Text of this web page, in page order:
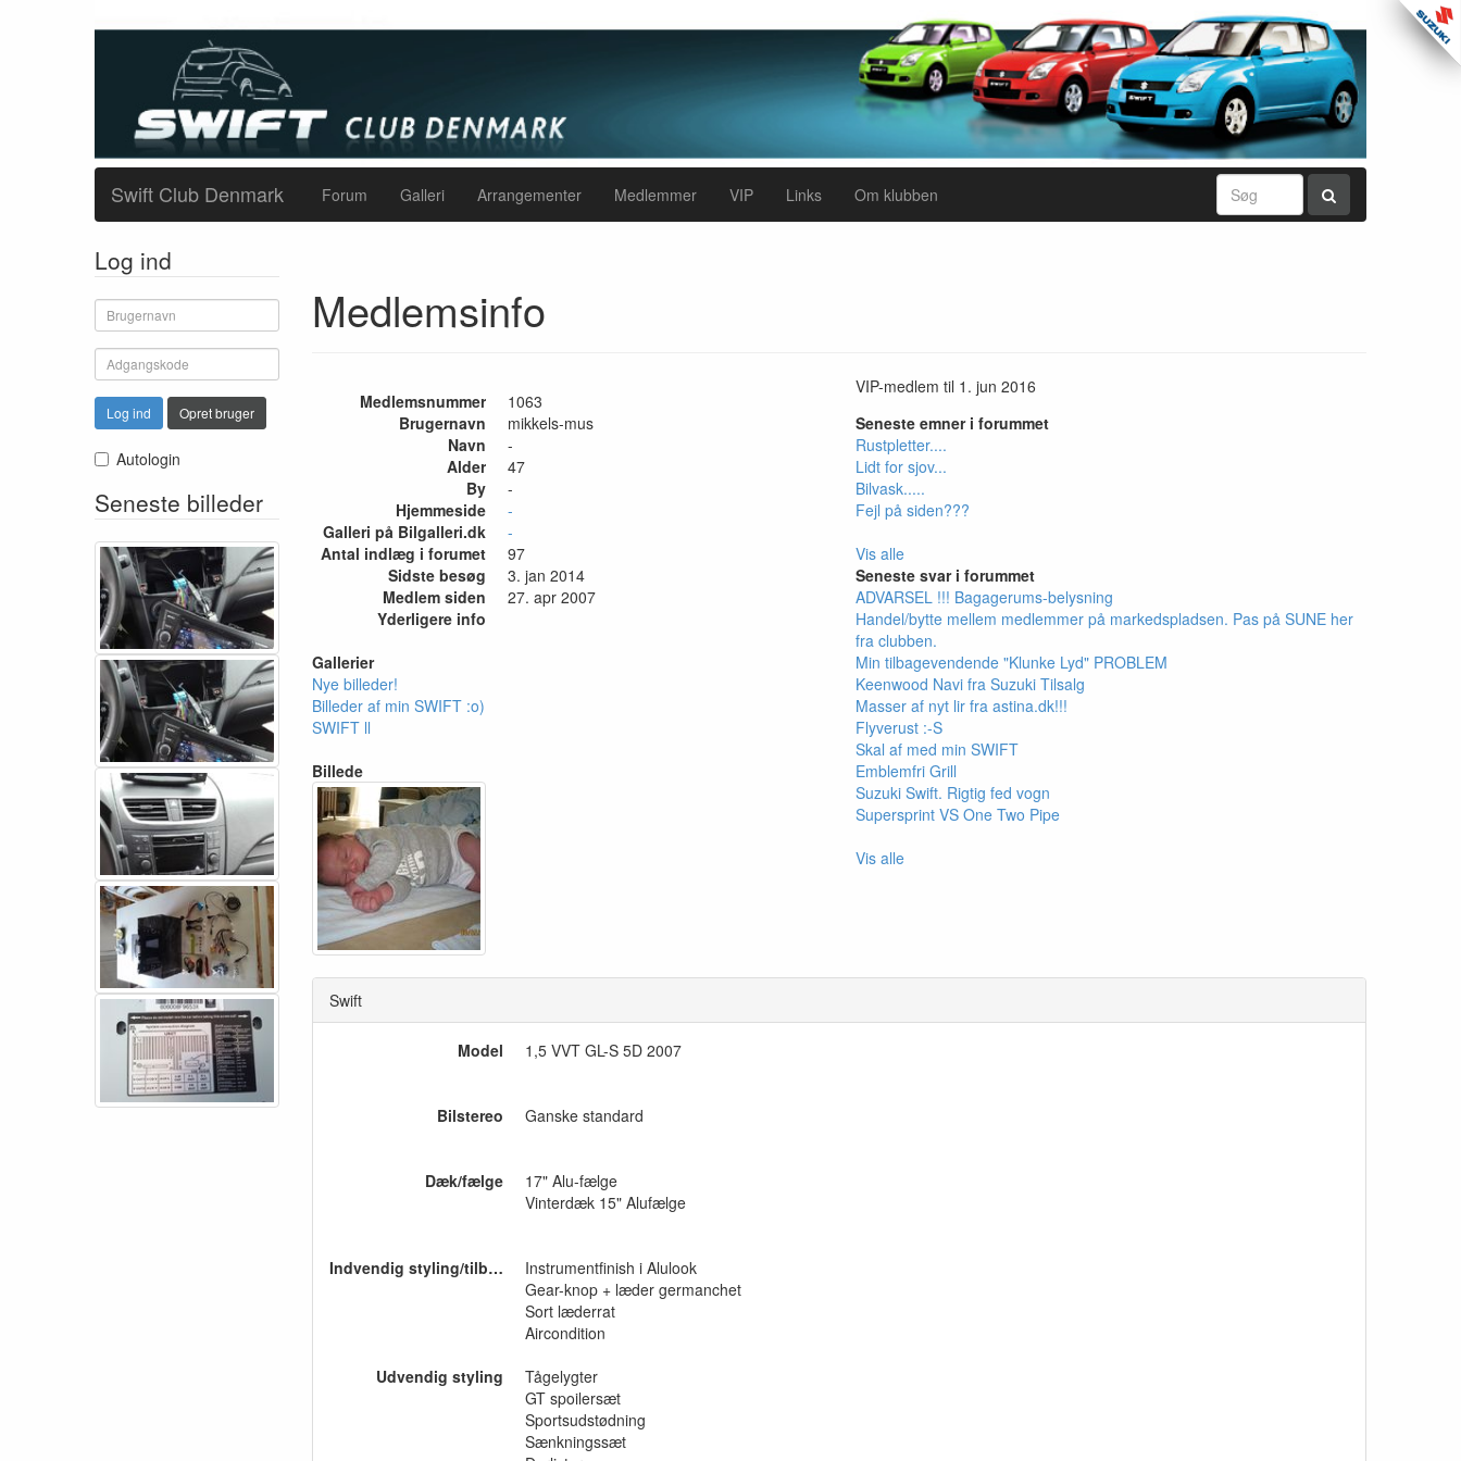
Swift Club Denmark Forum Galleri Arrangementer Medlemmer VIP Links Om klubben
Medlemsinfo
Medlemsnummer
1063
Brugernavn
mikkels-mus
Navn
-
Alder
47
By
-
Hjemmeside
-
Galleri på Bilgalleri.dk
-
Antal indlæg i forumet
97
Sidste besøg
3. jan 2014
Medlem siden
27. apr 2007
Yderligere info
Gallerier
Nye billeder!
Billeder af min SWIFT :o)
SWIFT ll
Billede
VIP-medlem til 1. jun 2016
Seneste emner i forummet
Rustpletter....
Lidt for sjov...
Bilvask.....
Fejl på siden???
Vis alle
Seneste svar i forummet
ADVARSEL !!! Bagagerums-belysning
Handel/bytte mellem medlemmer på markedspladsen. Pas på SUNE her
fra clubben.
Min tilbagevendende "Klunke Lyd" PROBLEM
Keenwood Navi fra Suzuki Tilsalg
Masser af nyt lir fra astina.dk!!!
Flyverust :-S
Skal af med min SWIFT
Emblemfri Grill
Suzuki Swift. Rigtig fed vogn
Supersprint VS One Two Pipe
Vis alle
Swift
Model 1,5 VVT GL-S 5D 2007
Bilstereo Ganske standard
Dæk/fælge
17" Alu-fælge
Vinterdæk 15" Alufælge
Indvendig styling/tilbehør
Instrumentfinish i Alulook
Gear-knop + læder germanchet
Sort læderrat
Aircondition
Udvendig styling
Tågelygter
GT spoilersæt
Sportsudstødning
Sænkningssæt
Log ind
Log ind Opret bruger
Autologin
Seneste billeder